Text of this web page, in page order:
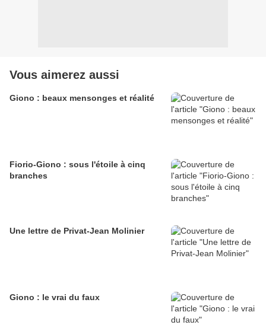
Vous aimerez aussi
Giono : beaux mensonges et réalité
Fiorio-Giono : sous l'étoile à cinq
branches
Une lettre de Privat-Jean Molinier
Giono : le vrai du faux